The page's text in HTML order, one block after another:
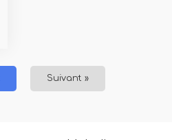
Suivant »